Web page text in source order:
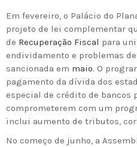
Em fevereiro, o Palácio do
projeto de lei complementar
de Recuperação Fiscal para
endividamento e problemas
sancionada em maio. O
pagamento da dívida dos
especial de crédito de bancos
comprometerem com um
inclui aumento de tributos,
No começo de junho, a